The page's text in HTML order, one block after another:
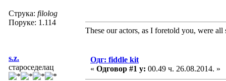
Струка: filolog
Поруке: 1.114
These our actors, as I foretold you, were
s.z.
староседелац
Одг: fiddle kit
« Одговор #1 у: 00.49 ч. 26.08.2014. »